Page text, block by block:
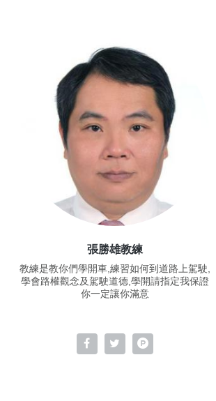
張勝雄教練
教練是教你們學開車,練習如何到道路上駕駛,
學會路權觀念及駕駛道德,學開請指定我保證
你一定讓你滿意